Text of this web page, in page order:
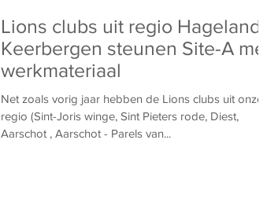
Lions clubs uit regio Hageland -
Keerbergen steunen Site-A met
werkmateriaal
Net zoals vorig jaar hebben de Lions clubs uit onze
regio (Sint-Joris winge, Sint Pieters rode, Diest,
Aarschot , Aarschot - Parels van...